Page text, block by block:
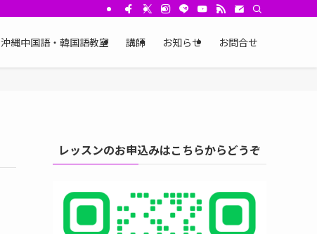
沖縄中国語・韓国語教室 講師 お知らせ お問合せ
レッスンのお申込みはこちらからどうぞ